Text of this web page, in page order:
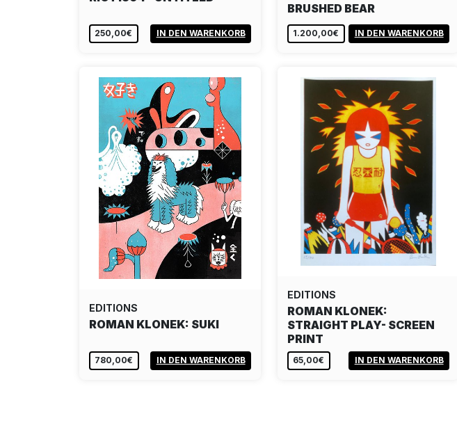
250,00€ IN DEN WARENKORB
BRUSHED BEAR
1.200,00€ IN DEN WARENKORB
EDITIONS
ROMAN KLONEK: SUKI
780,00€ IN DEN WARENKORB
EDITIONS
ROMAN KLONEK:
STRAIGHT PLAY- SCREEN
PRINT
65,00€ IN DEN WARENKORB